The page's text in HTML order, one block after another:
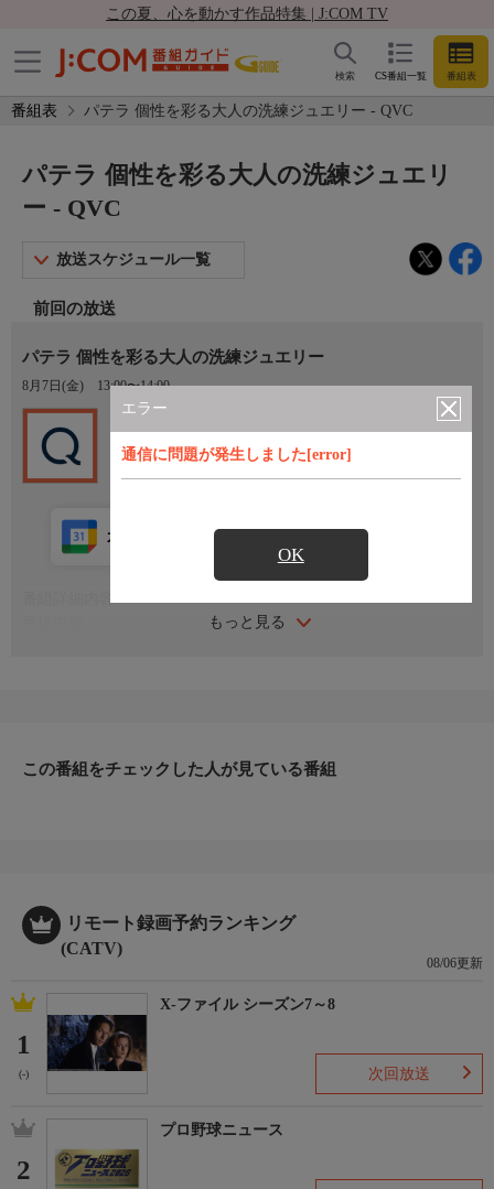
この夏、心を動かす作品特集 | J:COM TV
CS番組一覧 番組表
検索
番組表 パテラ 個性を彩る大人の洗練ジュエリー - QVC
エラー
通信に問題が発生しました[error]
OK
パテラ 個性を彩る大人の洗練ジュエリ
ー - QVC
放送スケジュール一覧
前回の放送
パテラ 個性を彩る大人の洗練ジュエリー
8月7日(金) 13:00〜14:00
もっと見る
カレンダー登録 アプリ視聴
この番組をチェックした人が見ている番組
リモート録画予約ランキング
(CATV)
08/06更新
1
(-)
X-ファイル シーズン7～8
次回放送
2
プロ野球ニュース